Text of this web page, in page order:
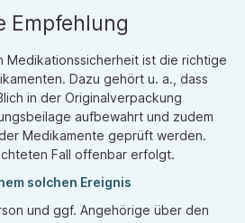
Empfehlung
Medikationssicherheit ist die richtige
Dazu gehört u. a., dass
in der Originalverpackung
aufbewahrt und zudem
Medikamente geprüft werden.
Fall offenbar erfolgt.
solchen Ereignis
und ggf. Angehörige über den